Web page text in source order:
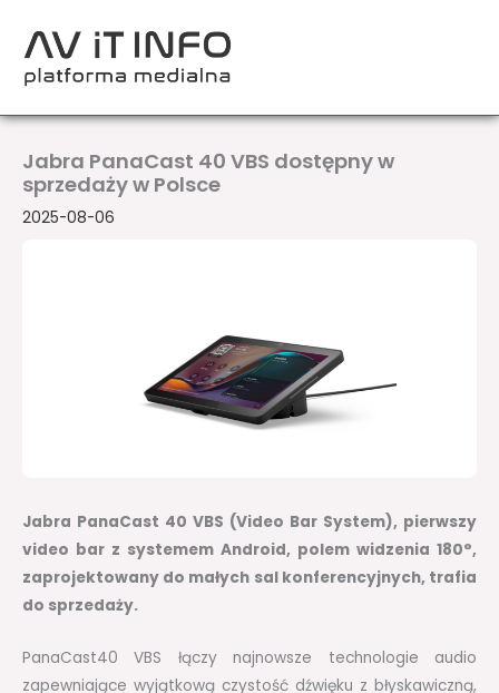
treści
Jabra PanaCast 40 VBS dostępny w
sprzedaży w Polsce
2025-08-06
Jabra PanaCast 40 VBS (Video Bar System), pierwszy
video bar z systemem Android, polem widzenia 180°,
zaprojektowany do małych sal konferencyjnych, trafia
do sprzedaży.
PanaCast40 VBS łączy najnowsze technologie audio
zapewniające wyjątkową czystość dźwięku z błyskawiczną,